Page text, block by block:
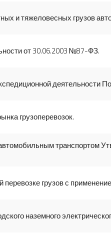
и тяжеловесных грузов
от 30.06.2003 №87-ФЗ.
деятельности
грузоперевозок.
транспортом
грузов с
наземного